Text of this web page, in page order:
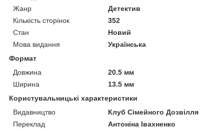
Жанр
Детектив
Кількість сторінок
352
Стан
Новий
Мова видання
Українська
Формат
Довжина
20.5 мм
Ширина
13.5 мм
Користувальницькі характеристики
Видавництво
Клуб Сімейного Дозвілля
Переклад
Антоніна Івахненко